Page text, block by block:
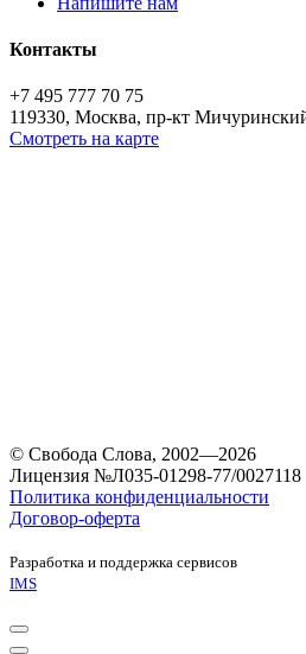
Контакты
+7 495 777 70 75
119330, Москва, пр-кт
Смотреть на карте
© Свобода Слова, 2002—2026
Лицензия №Л035-01298-77/0027118
Политика конфиденциальности
Договор-оферта
Разработка и поддержка сервисов
IMS